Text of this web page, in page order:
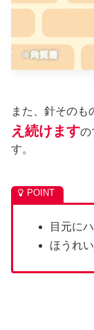
また、針そのも
え続けますの
す。
目元に
ほうれ